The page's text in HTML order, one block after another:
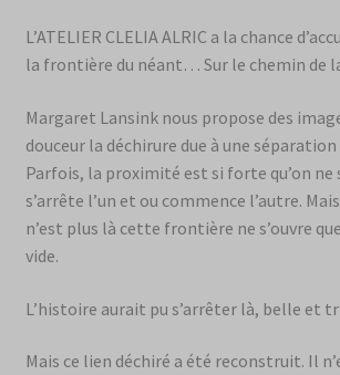
L’ATELIER CLELIA ALRIC a la chance
la frontière du néant… Sur le chemin de
Margaret Lansink nous propose des
douceur la déchirure due à une
Parfois, la proximité est si forte qu’on ne
s’arrête l’un et ou commence l’autre.
n’est plus là cette frontière ne s’ouvre
vide.
L’histoire aurait pu s’arrêter là, belle et
Mais ce lien déchiré a été reconstruit. Il